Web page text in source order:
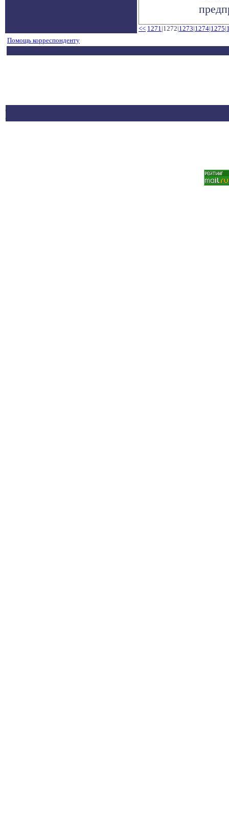
<< 1271|1272|1273|1274|1275|
Помощь корреспонденту